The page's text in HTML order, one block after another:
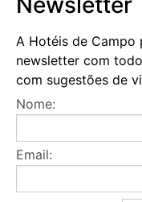
A Hotéis de Campo
newsletter com
com sugestões de
Nome:
Email: